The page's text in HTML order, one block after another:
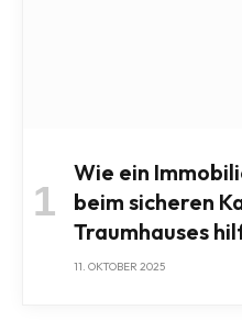
Wie ein
beim sicheren
Traumhauses
11. OKTOBER 2025